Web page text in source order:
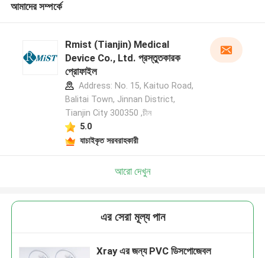
আমাদের সম্পর্কে
Rmist (Tianjin) Medical
Device Co., Ltd. প্রস্তুতকারক
প্রোফাইল
Address: No. 15, Kaituo Road,
Balitai Town, Jinnan District,
Tianjin City 300350 ,চীন
5.0
যাচাইকৃত সরবরাহকারী
আরো দেখুন
এর সেরা মূল্য পান
Xray এর জন্য PVC ডিসপোজেবল